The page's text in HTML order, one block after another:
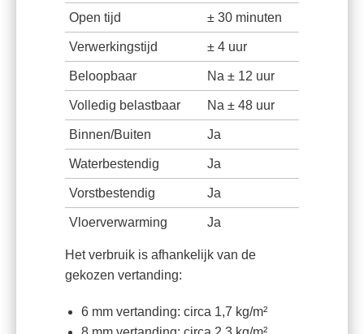
Open tijd ± 30 minuten
Verwerkingstijd ± 4 uur
Beloopbaar Na ± 12 uur
Volledig belastbaar Na ± 48 uur
Binnen/Buiten Ja
Waterbestendig Ja
Vorstbestendig Ja
Vloerverwarming Ja
Het verbruik is afhankelijk van de
gekozen vertanding:
6 mm vertanding: circa 1,7 kg/m²